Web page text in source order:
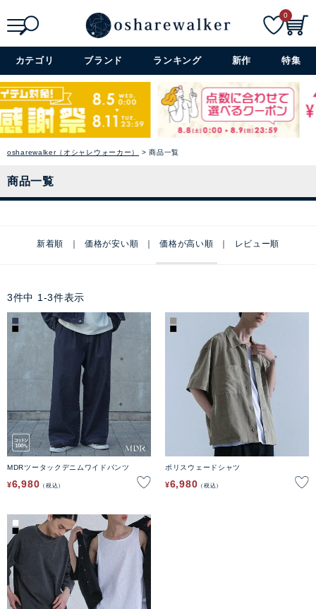
詳細検索+
0
カテゴリ ブランド ランキング 新作 特集
osharewalker（オシャレウォーカー） 商品一覧
商品一覧
新着順 価格が安い順 価格が高い順 レビュー順
3件中 1 -3件表示
MDRツータックデニムワイドパンツ
¥6,980 税込
ポリスウェードシャツ
¥6,980 税込